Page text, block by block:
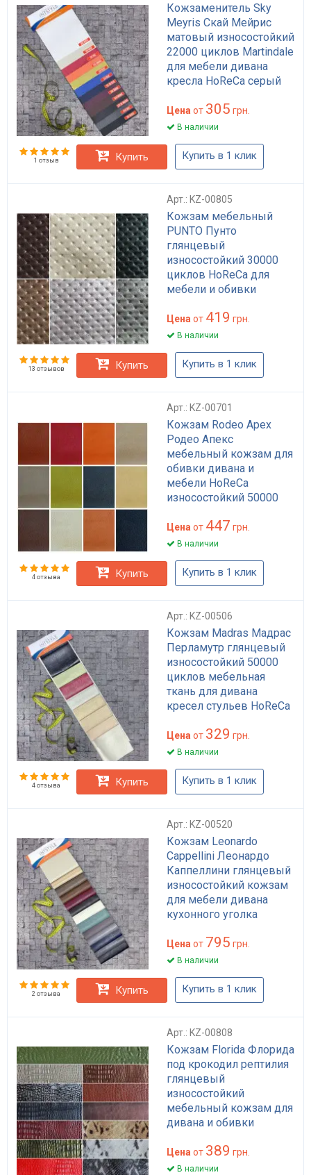
Кожзаменитель Sky
Meyris Скай Мейрис
матовый износостойкий
22000 циклов Martindale
для мебели дивана
кресла HoReCa серый
140 см
Цена от 305 грн.
В наличии
1 отзыв Купить Купить в 1 клик
Арт.: KZ-00805
Кожзам мебельный
PUNTO Пунто
глянцевый
износостойкий 30000
циклов HoReCa для
мебели и обивки
140 см
Цена от 419 грн.
В наличии
13 отзывов Купить Купить в 1 клик
Арт.: KZ-00701
Кожзам Rodeo Apex
Родео Апекс
мебельный кожзам для
обивки дивана и
мебели HoReCa
износостойкий 50000
черный беж
коричневый 140 см
Цена от 447 грн.
В наличии
4 отзыва Купить Купить в 1 клик
Арт.: KZ-00506
Кожзам Madras Мадрас
Перламутр глянцевый
износостойкий 50000
циклов мебельная
ткань для дивана
кресел стульев HoReCa
черный 460 г/м²
Цена от 329 грн.
В наличии
4 отзыва Купить Купить в 1 клик
Арт.: KZ-00520
Кожзам Leonardo
Cappellini Леонардо
Каппеллини глянцевый
износостойкий кожзам
для мебели дивана
кухонного уголка
премиум плотность 440
г/м²
Цена от 795 грн.
В наличии
2 отзыва Купить Купить в 1 клик
Арт.: KZ-00808
Кожзам Florida Флорида
под крокодил рептилия
глянцевый
износостойкий
мебельный кожзам для
дивана и обивки
красный
Цена от 389 грн.
В наличии